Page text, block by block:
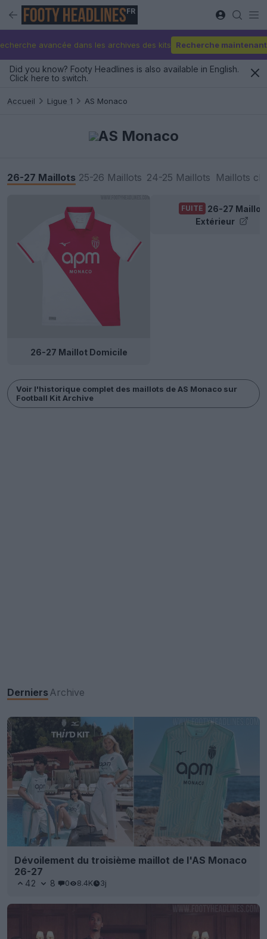
FR
avancée dans les archives des kits Recherche maintenant
Did you know? Footy Headlines is also available in English.
Click here to switch.
Accueil Ligue 1 AS Monaco
AS Monaco
26-27 Maillots 25-26 Maillots 24-25 Maillots Maillots
26-27 Maillot Domicile
FUITE 26-27 Maillot
Extérieur
Voir l'historique complet des maillots de AS Monaco sur
Football Kit Archive
Derniers Archive
Dévoilement du troisième maillot de l'AS Monaco
26-27
42 8 0 8.4K 3j